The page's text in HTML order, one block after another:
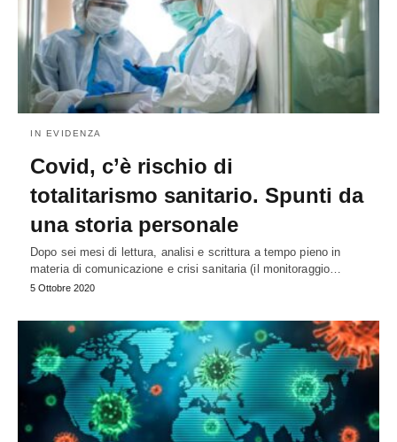
IN EVIDENZA
Covid, c’è rischio di
totalitarismo sanitario. Spunti da
una storia personale
Dopo sei mesi di lettura, analisi e scrittura a tempo pieno in
materia di comunicazione e crisi sanitaria (il monitoraggio…
5 Ottobre 2020